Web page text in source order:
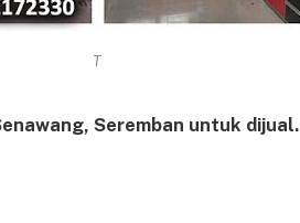
T
Seremban untuk dijual.